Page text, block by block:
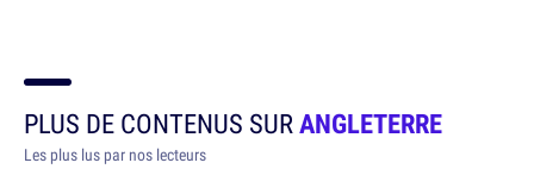
PLUS DE CONTENUS SURANGLETERRE
Les plus lus par nos lecteurs